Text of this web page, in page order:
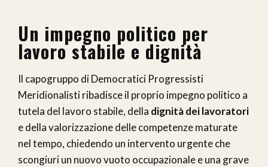
Un impegno politico per
lavoro stabile e dignità
Il capogruppo di Democratici Progressisti
Meridionalisti ribadisce il proprio impegno politico a
tutela del lavoro stabile, della dignità dei lavoratori
e della valorizzazione delle competenze maturate
nel tempo, chiedendo un intervento urgente che
scongiuri un nuovo vuoto occupazionale e una grave